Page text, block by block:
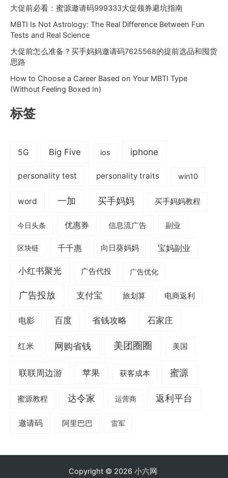
大促前必看：蜜源邀请码999333大促领券避坑指南
MBTI Is Not Astrology: The Real Difference Between Fun
Tests and Real Science
大促前怎么准备？买手妈妈邀请码7625568的提前选品和囤货
思路
How to Choose a Career Based on Your MBTI Type
(Without Feeling Boxed In)
标签
5G Big Five ios iphone
personality test personality traits win10
word 一加 买手妈妈 买手妈妈教程
今日头条 优惠券 信息流广告 副业
区块链 千千惠 向日葵妈妈 宝妈副业
小红书聚光 广告代投 广告优化
广告投放 支付宝 旅划算 电商返利
电影 百度 省钱攻略 石家庄
红米 网购省钱 美团圈圈 美国
联联周边游 苹果 获客成本 蜜源
蜜源教程 达令家 运营商 返利平台
邀请码 阿里巴巴 雷军
Copyright © 2026 小六网